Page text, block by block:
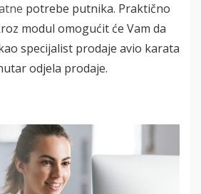
potrebe putnika. Praktično
modul omogućit će Vam da
specijalist prodaje avio karata
odjela prodaje.